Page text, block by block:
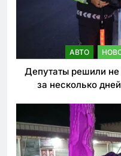
АВТО
Депутаты решили не
за несколько